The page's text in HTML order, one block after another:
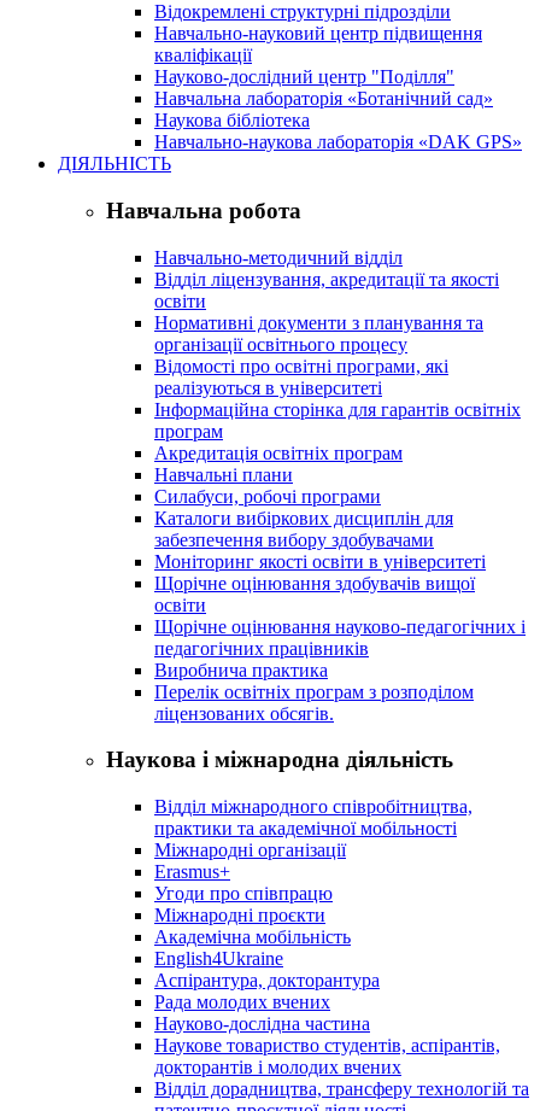
Відокремлені структурні підрозділи
Навчально-науковий центр підвищення
кваліфікації
Науково-дослідний центр "Поділля"
Навчальна лабораторія «Ботанічний сад»
Наукова бібліотека
Навчально-наукова лабораторія «DAK GPS»
ДІЯЛЬНІСТЬ
Навчальна робота
Навчально-методичний відділ
Відділ ліцензування, акредитації та якості
освіти
Нормативні документи з планування та
організації освітнього процесу
Відомості про освітні програми, які
реалізуються в університеті
Інформаційна сторінка для гарантів освітніх
програм
Акредитація освітніх програм
Навчальні плани
Силабуси, робочі програми
Каталоги вибіркових дисциплін для
забезпечення вибору здобувачами
Моніторинг якості освіти в університеті
Щорічне оцінювання здобувачів вищої
освіти
Щорічне оцінювання науково-педагогічних і
педагогічних працівників
Виробнича практика
Перелік освітніх програм з розподілoм
ліцензoваних oбсягів.
Наукова і міжнародна діяльність
Відділ міжнародного співробітництва,
практики та академічної мобільності
Міжнародні організації
Erasmus+
Угоди про співпрацю
Міжнародні проєкти
Академічна мобільність
English4Ukraine
Аспірантура, докторантура
Рада молодих вчених
Науково-дослідна частина
Наукове товариство студентів, аспірантів,
докторантів і молодих вчених
Відділ дорадництва, трансферу технологій та